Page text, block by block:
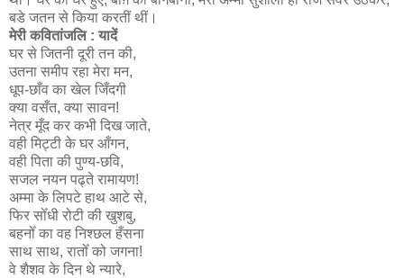
बडे जतन से किया करतीं थीं।
मेरी कवितांजलि : यादें
घर से जितनी दूरी तन की,
उतना समीप रहा मेरा मन,
धूप-छाँव का खेल जिँदगी
क्या वसँत, क्या सावन!
नेत्र मूँद कर कभी दिख जाते,
वही मिट्टी के घर आँगन,
वही पिता की पुण्य-छवि,
सजल नयन पढ्ते रामायण!
अम्मा के लिपटे हाथ आटे से,
फिर सोँधी रोटी की खुशबु,
बहनोँ का वह निश्छल हँसना
साथ साथ, रातोँ को जगना!
वे शैशव के दिन थे न्यारे,